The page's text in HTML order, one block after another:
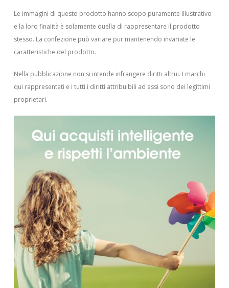
Le immagini di questo prodotto hanno scopo puramente illustrativo
e la loro finalità è solamente quella di rappresentare il prodotto
stesso. La confezione può variare pur mantenendo invariate le
caratteristiche del prodotto.
Nella pubblicazione non si intende infrangere diritti altrui. I marchi
qui rappresentati e i tutti i diritti attribuibili ad essi sono dei legittimi
proprietari.